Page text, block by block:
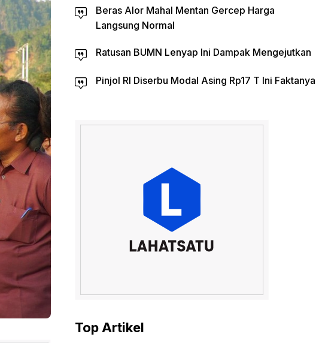
Beras Alor Mahal Mentan Gercep Harga
Langsung Normal
Ratusan BUMN Lenyap Ini Dampak Mengejutkan
Pinjol RI Diserbu Modal Asing Rp17 T Ini Faktanya
Top Artikel